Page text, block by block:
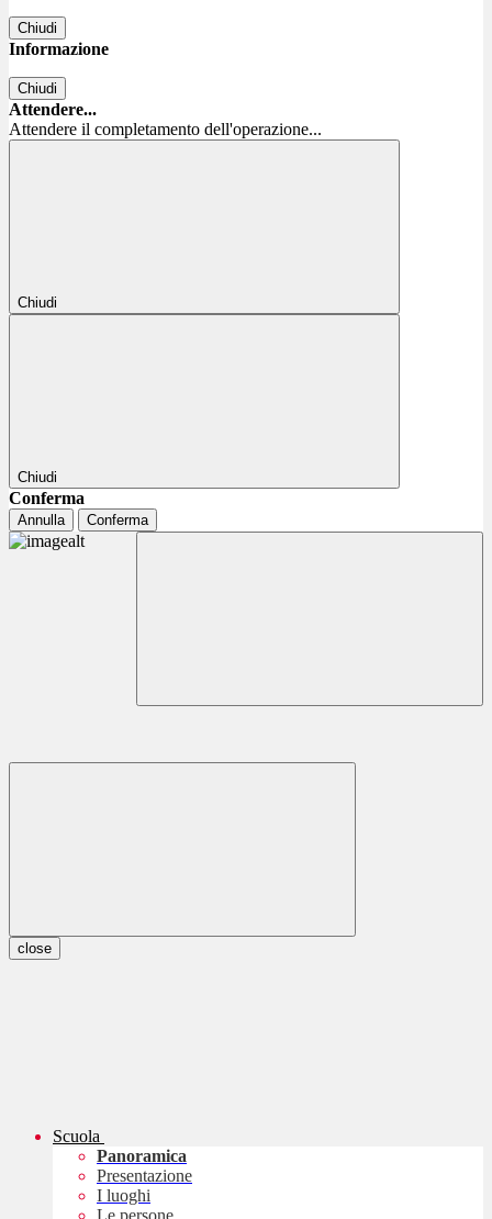
Chiudi
Informazione
Chiudi
Attendere...
Attendere il completamento dell'operazione...
Chiudi
Chiudi
Conferma
Annulla Conferma
close
Scuola
Panoramica
Presentazione
I luoghi